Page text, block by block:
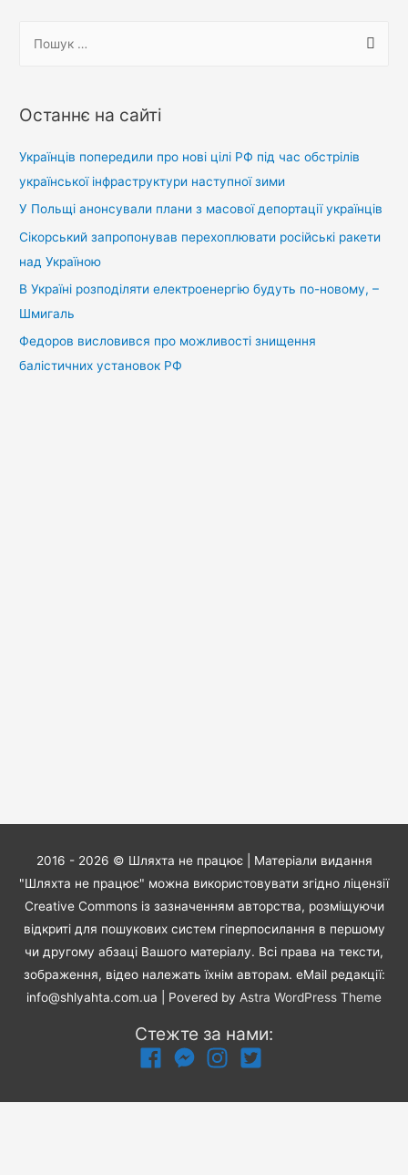
у
:
Останнє на сайті
Українців попередили про нові цілі РФ під час обстрілів
української інфраструктури наступної зими
У Польщі анонсували плани з масової депортації українців
Сікорський запропонував перехоплювати російські ракети
над Україною
В Україні розподіляти електроенергію будуть по-новому, –
Шмигаль
Федоров висловився про можливості знищення
балістичних установок РФ
2016 - 2026 © Шляхта не працює| Матеріали видання
"Шляхта не працює" можна використовувати згідно ліцензії
Creative Commons із зазначенням авторства, розміщуючи
відкриті для пошукових систем гіперпосилання в першому
чи другому абзаці Вашого матеріалу. Всі права на тексти,
зображення, відео належать їхнім авторам. eMail редакції:
info@shlyahta.com.ua | Povered by Astra WordPress Theme
Стежте за нами: